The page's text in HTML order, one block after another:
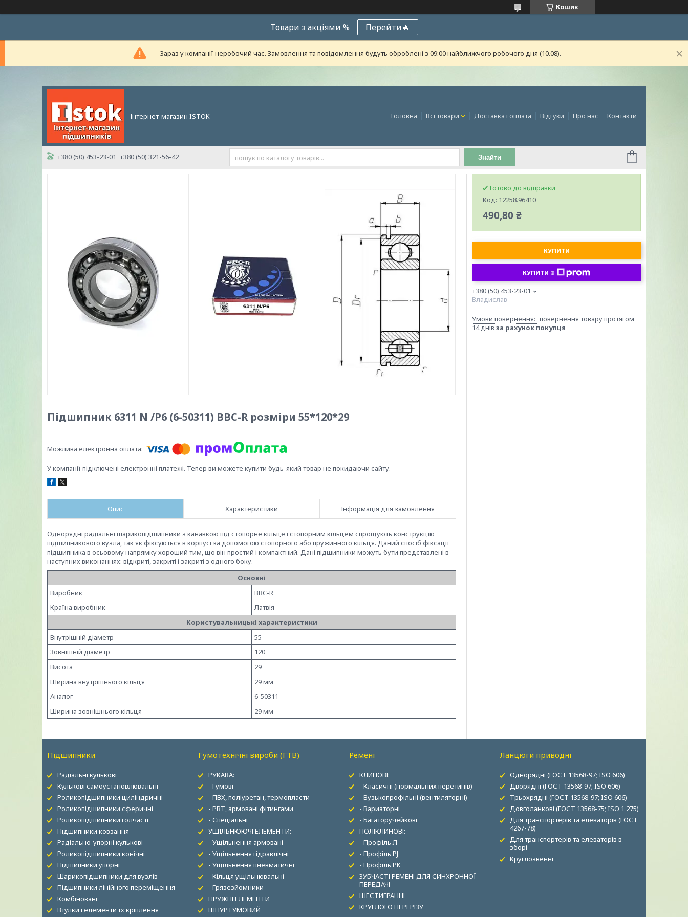
Кошик
Товари з акціями % Перейти🔥
Зараз у компанії неробочий час. Замовлення та повідомлення будуть оброблені з 09:00 найближчого робочого дня (10.08).
Інтернет-магазин ISTOK Головна Всі товари Доставка і оплата Відгуки Про нас Контакти
+380 (50) 453-23-01 +380 (50) 321-56-42 Знайти
Підшипник 6311 N /P6 (6-50311) BBC-R розміри 55*120*29
У компанії підключені електронні платежі. Тепер ви можете купити будь-який товар не покидаючи сайту.
Опис Характеристики Інформація для замовлення
Однорядні радіальні шарикопідшипники з канавкою під стопорне кільце і стопорним кільцем спрощують конструкцію
підшипникового вузла, так як фіксуються в корпусі за допомогою стопорного або пружинного кільця. Даний спосіб фіксації
підшипника в осьовому напрямку хороший тим, що він простий і компактний. Дані підшипники можуть бути представлені в
наступних виконаннях: відкриті, закриті і закриті з одного боку.
Основні
Виробник
BBC-R
Країна виробник
Латвія
Користувальницькі характеристики
Внутрішній діаметр
55
Зовнішній діаметр
120
Висота
29
Ширина внутрішнього кільця
29 мм
Аналог
6-50311
Ширина зовнішнього кільця
29 мм
Готово до відправки
Код: 12258.96410
490,80 ₴
КУПИТИ
КУПИТИ З
+380 (50) 453-23-01
Владислав
повернення товару протягом
14 днів за рахунок покупця
Підшипники
Радіальні кулькові
Кулькові самоустановлювальні
Роликопідшипники циліндричні
Роликопідшипники сферичні
Роликопідшипники голчасті
Підшипники ковзання
Радіально-упорні кулькові
Роликопідшипники конічні
Підшипники упорні
Шарикопідшипники для вузлів
Підшипники лінійного переміщення
Комбіновані
Втулки і елементи їх кріплення
Гумотехнічні вироби (ГТВ)
РУКАВА:
- Гумові
- ПВХ, поліуретан, термопласти
- РВТ, армовані фітингами
- Спеціальні
УЩІЛЬНЮЮЧІ ЕЛЕМЕНТИ:
- Ущільнення армовані
- Ущільнення гідравлічні
- Ущільнення пневматичні
- Кільця ущільнювальні
- Грязезйомники
ПРУЖНІ ЕЛЕМЕНТИ
ШНУР ГУМОВИЙ
Ремені
КЛИНОВІ:
- Класичні (нормальних перетинів)
- Вузькопрофільні (вентиляторні)
- Вариаторні
- Багаторучейкові
ПОЛІКЛИНОВІ:
- Профіль Л
- Профіль PJ
- Профіль PK
ЗУБЧАСТІ РЕМЕНІ ДЛЯ СИНХРОННОЇ
ПЕРЕДАЧІ
ШЕСТИГРАННІ
КРУГЛОГО ПЕРЕРІЗУ
Ланцюги приводні
Однорядні (ГОСТ 13568-97; ISO 606)
Дворядні (ГОСТ 13568-97; ISO 606)
Трьохрядні (ГОСТ 13568-97; ISO 606)
Довголанкові (ГОСТ 13568-75; ISO 1 275)
Для транспортерів та елеваторів (ГОСТ
4267-78)
Для транспортерів та елеваторів в
зборі
Круглозвенні